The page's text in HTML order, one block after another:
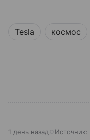
Tesla космос
1 день назад Источник: